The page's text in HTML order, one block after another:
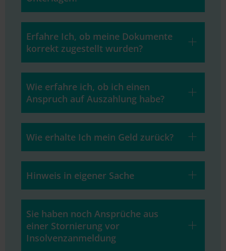
Erfahre Ich, ob meine Dokumente
korrekt zugestellt wurden?
Wie erfahre ich, ob ich einen
Anspruch auf Auszahlung habe?
Wie erhalte Ich mein Geld zurück?
Hinweis in eigener Sache
Sie haben noch Ansprüche aus
einer Stornierung vor
Insolvenzanmeldung